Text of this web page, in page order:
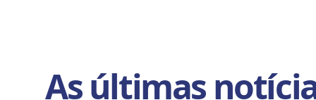
As últimas